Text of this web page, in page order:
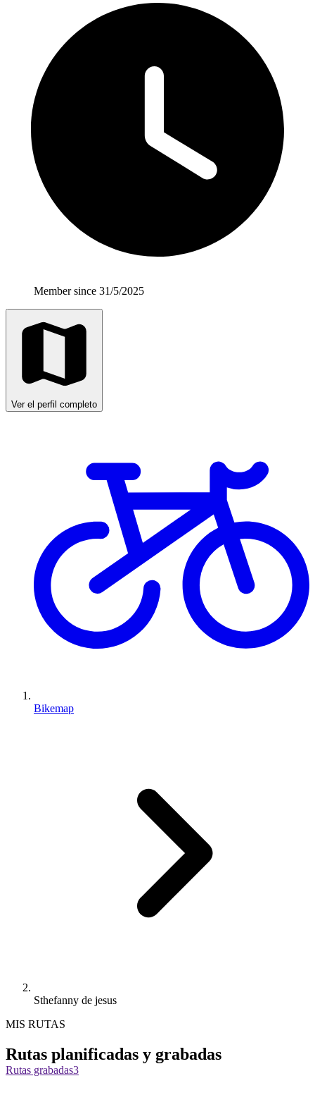
Member since 31/5/2025
Ver el perfil completo
Bikemap
Sthefanny de jesus
MIS RUTAS
Rutas planificadas y grabadas
Rutas grabadas3